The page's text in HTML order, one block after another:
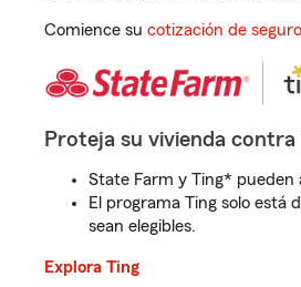
Comience su cotización de
Proteja su vivienda
State Farm y Ting* pueden
El programa Ting solo está
sean elegibles.
Explora Ting